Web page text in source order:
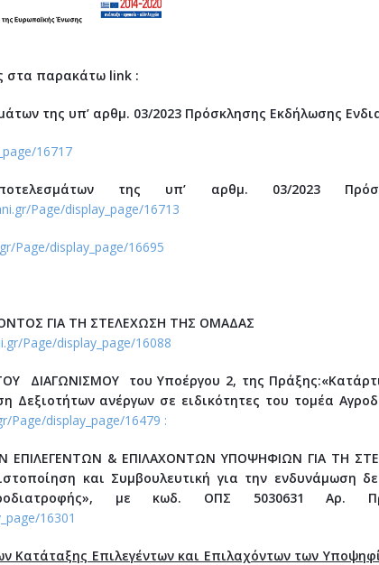
στα παρακάτω link :
της υπ’ αρθμ. 03/2023 Πρόσκλησης Εκδήλωσης
16717
της υπ’ αρθμ. 03/2023
Page/display_page/16713
Page/display_page/16695
ΓΙΑ ΤΗ ΣΤΕΛΕΧΩΣΗ ΤΗΣ ΟΜΑΔΑΣ
Page/display_page/16088
ΔΙΑΓΩΝΙΣΜΟΥ του Υποέργου 2, της Πράξης:
Δεξιοτήτων ανέργων σε ειδικότητες του τομέα
Page/display_page/16479 :
ΕΠΙΛΕΓΕΝΤΩΝ & ΕΠΙΛΑΧΟΝΤΩΝ ΥΠΟΨΗΦΙΩΝ ΓΙΑ ΤΗ
και Συμβουλευτική για την ενδυνάμωση
με κωδ. ΟΠΣ 5030631 Αρ.
16301
Κατάταξης Επιλεγέντων και Επιλαχόντων των